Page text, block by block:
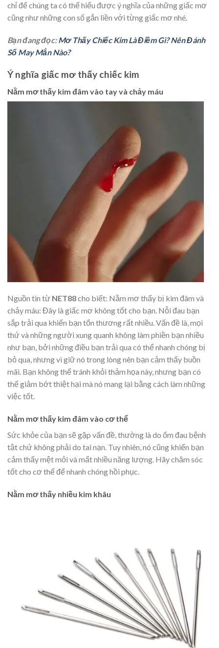
chỉ để chúng ta có thể hiểu được ý nghĩa của những giấc mơ
cũng như những con số gắn liền với từng giấc mơ nhé.
Bạn đang đọc:Mơ Thấy Chiếc Kim Là Điềm Gì? Nên Đánh
Số May Mắn Nào?
Ý nghĩa giấc mơ thấy chiếc kim
Nằm mơ thấy kim đâm vào tay và chảy máu
Nguồn tin từ NET88cho biết: Nằm mơ thấy bị kim đâm và
chảy máu: Đây là giấc mơ không tốt cho bạn. Nỗi đau bạn
sắp trải qua khiến bạn tổn thương rất nhiều. Vấn đề là, mọi
thứ và những người xung quanh không làm phiền bạn nhiều
như bạn, bởi những điều bạn trải qua có thể nhanh chóng bị
bỏ qua, nhưng vì giữ nó trong lòng nên bạn cảm thấy buồn
mãi. Bạn không thể tránh khỏi thảm họa này, nhưng bạn có
thể giảm bớt thiệt hại mà nó mang lại bằng cách làm những
việc tốt.
Nằm mơ thấy kim đâm vào cơ thể
Sức khỏe của bạn sẽ gặp vấn đề, thường là do ốm đau bệnh
tật chứ không phải do tai nạn. Tuy nhiên, nó cũng khiến bạn
cảm thấy mệt mỏi và mất nhiều năng lượng. Hãy chăm sóc
tốt cho cơ thể để nhanh chóng hồi phục.
Nằm mơ thấy nhiều kim khâu